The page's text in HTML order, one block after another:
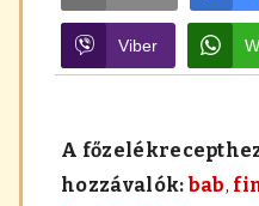
Viber
A
hozzávalók: bab,